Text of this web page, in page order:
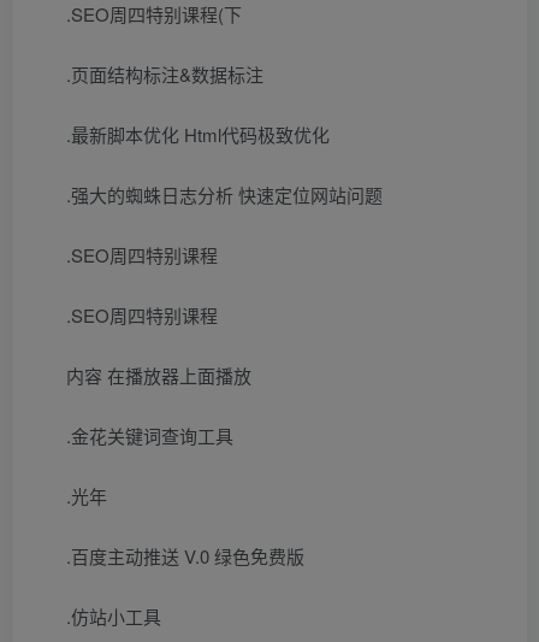
.SEO周四特别课程(下
.页面结构标注&数据标注
.最新脚本优化 Html代码极致优化
.强大的蜘蛛日志分析 快速定位网站问题
.SEO周四特别课程
.SEO周四特别课程
内容 在播放器上面播放
.金花关键词查询工具
.光年
.百度主动推送 V.0 绿色免费版
.仿站小工具